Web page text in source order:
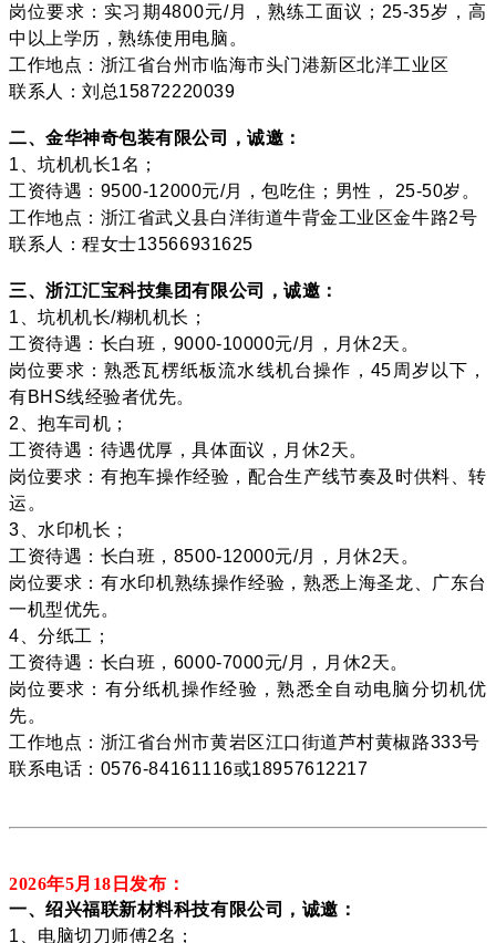
岗位要求：实习期4800元/月，熟练工面议；25-35岁，高
中以上学历，熟练使用电脑。
工作地点：浙江省台州市临海市头门港新区北洋工业区
联系人：刘总15872220039
二、金华神奇包装有限公司，诚邀：
1、坑机机长1名；
工资待遇：9500-12000元/月，包吃住；男性， 25-50岁。
工作地点：浙江省武义县白洋街道牛背金工业区金牛路2号
联系人：程女士13566931625
三、浙江汇宝科技集团有限公司，诚邀：
1、坑机机长/糊机机长；
工资待遇：长白班，9000-10000元/月，月休2天。
岗位要求：熟悉瓦楞纸板流水线机台操作，45周岁以下，
有BHS线经验者优先。
2、抱车司机；
工资待遇：待遇优厚，具体面议，月休2天。
岗位要求：有抱车操作经验，配合生产线节奏及时供料、转
运。
3、水印机长；
工资待遇：长白班，8500-12000元/月，月休2天。
岗位要求：有水印机熟练操作经验，熟悉上海圣龙、广东台
一机型优先。
4、分纸工；
工资待遇：长白班，6000-7000元/月，月休2天。
岗位要求：有分纸机操作经验，熟悉全自动电脑分切机优
先。
工作地点：浙江省台州市黄岩区江口街道芦村黄椒路333号
联系电话：0576-84161116或18957612217
2026年5月18 日发布：
一、绍兴福联新材料科技有限公司，诚邀：
1、电脑切刀师傅2名；